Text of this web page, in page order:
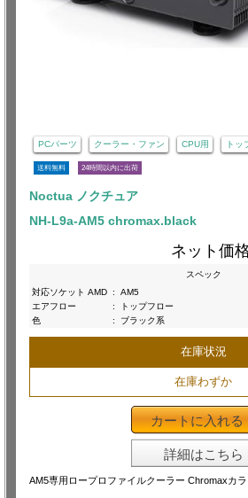
PCパーツ クーラー・ファン CPU用 トッ
送料無料 24時間以内に出荷
Noctua ノクチュア
NH-L9a-AM5 chromax.black
ネット価格
スペック
対応ソケット AMD :
AM5
エアフロー
:
トップフロー
色
: ブラック系
在庫状況
在庫わずか
カートに入れる
詳細はこちら
AM5専用ロープロファイルクーラー Chromaxカラ